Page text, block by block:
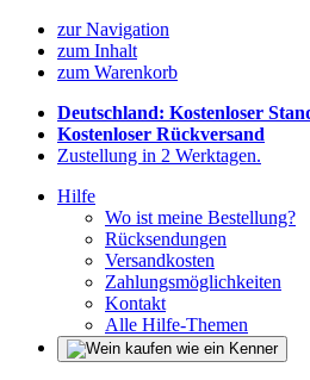
zur Navigation
zum Inhalt
zum Warenkorb
Deutschland: Kostenloser
Kostenloser Rückversand
Zustellung in 2 Werktagen.
Hilfe
Wo ist meine Bestellung?
Rücksendungen
Versandkosten
Zahlungsmöglichkeiten
Kontakt
Alle Hilfe-Themen